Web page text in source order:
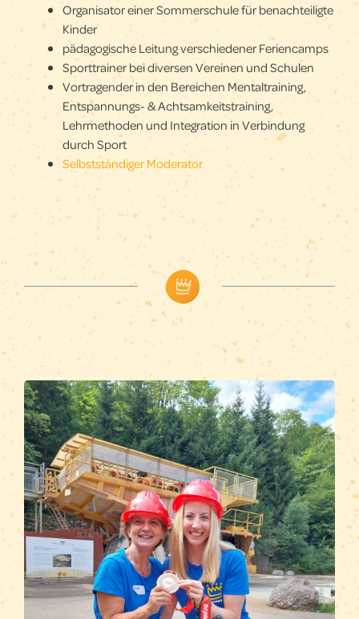
Organisator einer Sommerschule für benachteiligte
Kinder
pädagogische Leitung verschiedener Feriencamps
Sporttrainer bei diversen Vereinen und Schulen
Vortragender in den Bereichen Mentaltraining,
Entspannungs- & Achtsamkeitstraining,
Lehrmethoden und Integration in Verbindung
durch Sport
Selbstständiger Moderator